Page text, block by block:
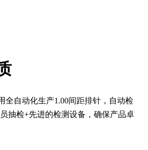
全自动化生产1.00间距排针，自动检
抽检+先进的检测设备，确保产品卓